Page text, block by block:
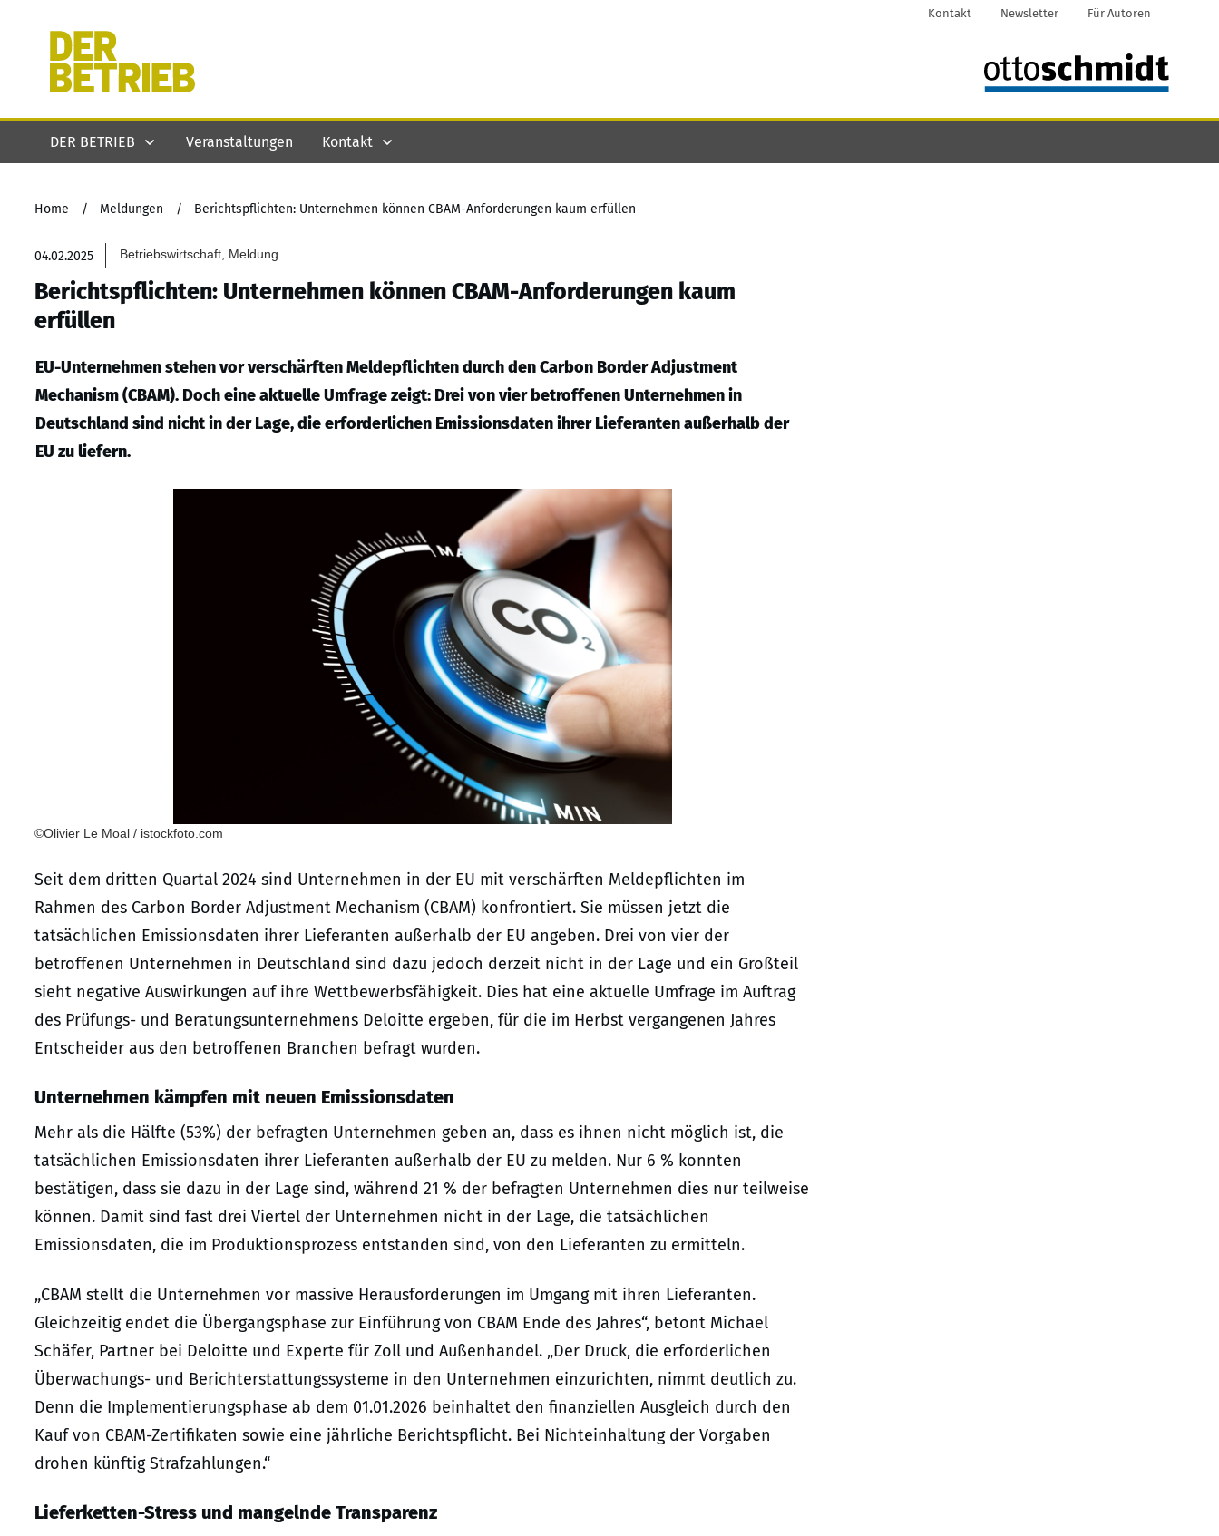
Kontakt Newsletter Für Autoren
DER BETRIEB Veranstaltungen Kontakt
Home / Meldungen / Berichtspflichten: Unternehmen können CBAM-Anforderungen kaum erfüllen
04.02.2025 Betriebswirtschaft, Meldung
Berichtspflichten: Unternehmen können CBAM-Anforderungen kaum
erfüllen
EU-Unternehmen stehen vor verschärften Meldepflichten durch den Carbon Border Adjustment
Mechanism (CBAM). Doch eine aktuelle Umfrage zeigt: Drei von vier betroffenen Unternehmen in
Deutschland sind nicht in der Lage, die erforderlichen Emissionsdaten ihrer Lieferanten außerhalb der
EU zu liefern.
©Olivier Le Moal / istockfoto.com
Seit dem dritten Quartal 2024 sind Unternehmen in der EU mit verschärften Meldepflichten im
Rahmen des Carbon Border Adjustment Mechanism (CBAM) konfrontiert. Sie müssen jetzt die
tatsächlichen Emissionsdaten ihrer Lieferanten außerhalb der EU angeben. Drei von vier der
betroffenen Unternehmen in Deutschland sind dazu jedoch derzeit nicht in der Lage und ein Großteil
sieht negative Auswirkungen auf ihre Wettbewerbsfähigkeit. Dies hat eine aktuelle Umfrage im Auftrag
des Prüfungs- und Beratungsunternehmens Deloitte ergeben, für die im Herbst vergangenen Jahres
Entscheider aus den betroffenen Branchen befragt wurden.
Unternehmen kämpfen mit neuen Emissionsdaten
Mehr als die Hälfte (53%) der befragten Unternehmen geben an, dass es ihnen nicht möglich ist, die
tatsächlichen Emissionsdaten ihrer Lieferanten außerhalb der EU zu melden. Nur 6 % konnten
bestätigen, dass sie dazu in der Lage sind, während 21 % der befragten Unternehmen dies nur teilweise
können. Damit sind fast drei Viertel der Unternehmen nicht in der Lage, die tatsächlichen
Emissionsdaten, die im Produktionsprozess entstanden sind, von den Lieferanten zu ermitteln.
„CBAM stellt die Unternehmen vor massive Herausforderungen im Umgang mit ihren Lieferanten.
Gleichzeitig endet die Übergangsphase zur Einführung von CBAM Ende des Jahres“, betont Michael
Schäfer, Partner bei Deloitte und Experte für Zoll und Außenhandel. „Der Druck, die erforderlichen
Überwachungs- und Berichterstattungssysteme in den Unternehmen einzurichten, nimmt deutlich zu.
Denn die Implementierungsphase ab dem 01.01.2026 beinhaltet den finanziellen Ausgleich durch den
Kauf von CBAM-Zertifikaten sowie eine jährliche Berichtspflicht. Bei Nichteinhaltung der Vorgaben
drohen künftig Strafzahlungen.“
Lieferketten-Stress und mangelnde Transparenz